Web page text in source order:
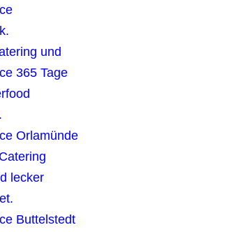
und
365 Tage
Orlamünde
lecker
Buttelstedt